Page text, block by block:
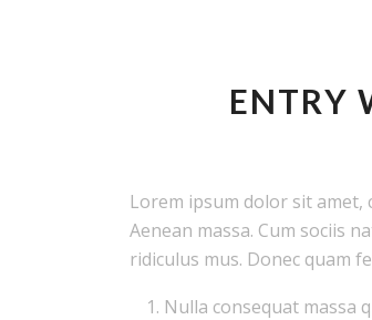
ENTRY
Lorem ipsum dolor sit amet,
Aenean massa. Cum sociis
ridiculus mus. Donec quam
Nulla consequat massa